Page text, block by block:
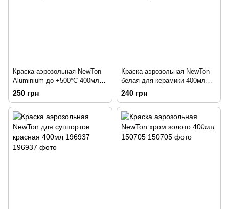
Краска аэрозольная NewTon
Aluminium до +500°С 400мл
188590
250 грн
Краска аэрозольная NewTon
белая для керамики 400мл
150604
240 грн